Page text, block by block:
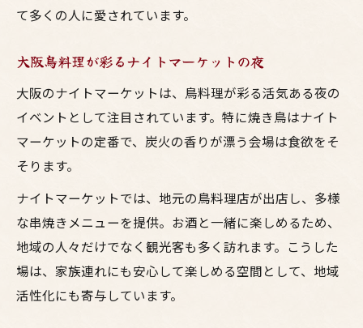
て多くの人に愛されています。
大阪鳥料理が彩るナイトマーケットの夜
大阪のナイトマーケットは、鳥料理が彩る活気ある夜の
イベントとして注目されています。特に焼き鳥はナイト
マーケットの定番で、炭火の香りが漂う会場は食欲をそ
そります。
ナイトマーケットでは、地元の鳥料理店が出店し、多様
な串焼きメニューを提供。お酒と一緒に楽しめるため、
地域の人々だけでなく観光客も多く訪れます。こうした
場は、家族連れにも安心して楽しめる空間として、地域
活性化にも寄与しています。